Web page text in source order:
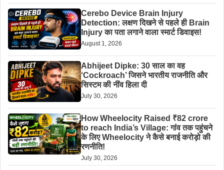
Cerebo Device Brain Injury
Detection: लक्षण दिखने से पहले ही Brain
Injury का पता लगाने वाला स्मार्ट डिवाइस!
August 1, 2026
Abhijeet Dipke: 30 साल का वह
‘Cockroach’ जिसने भारतीय राजनीति और
सिस्टम की नींव हिला दी
July 30, 2026
How Wheelocity Raised ₹82 crore
to reach India’s Village: गांव तक पहुंचने
के लिए Wheelocity ने कैसे बनाई करोड़ो की
रणनीति!
July 30, 2026